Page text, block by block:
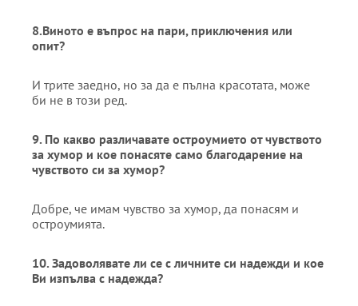
8.Виното е въпрос на пари, приключения или
опит?
И трите заедно, но за да е пълна красотата, може
би не в този ред.
9. По какво различавате остроумието от чувството
за хумор и кое понасяте само благодарение на
чувството си за хумор?
Добре, че имам чувство за хумор, да понасям и
остроумията.
10. Задоволявате ли се с личните си надежди и кое
Ви изпълва с надежда?